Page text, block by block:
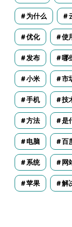
为什么
优化 使
发布 哪
小米 市
手机 技
方法 是
电脑 百
系统 网
苹果 解